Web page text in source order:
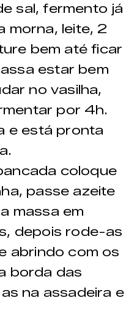
sal, fermento já
morna, leite, 2
bem até ficar
estar bem
no vasilha,
por 4h.
e está pronta
coloque
passe azeite
massa em
depois rode-as
abrindo com os
borda das
na assadeira e